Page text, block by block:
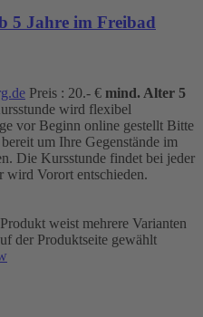
5 Jahre im Freibad
Preis : 20.- € mind. Alter 5
wird flexibel
vor Beginn online gestellt Bitte
um Ihre Gegenstände im
Die Kursstunde findet bei jeder
wird Vorort entschieden.
weist mehrere Varianten
der Produktseite gewählt